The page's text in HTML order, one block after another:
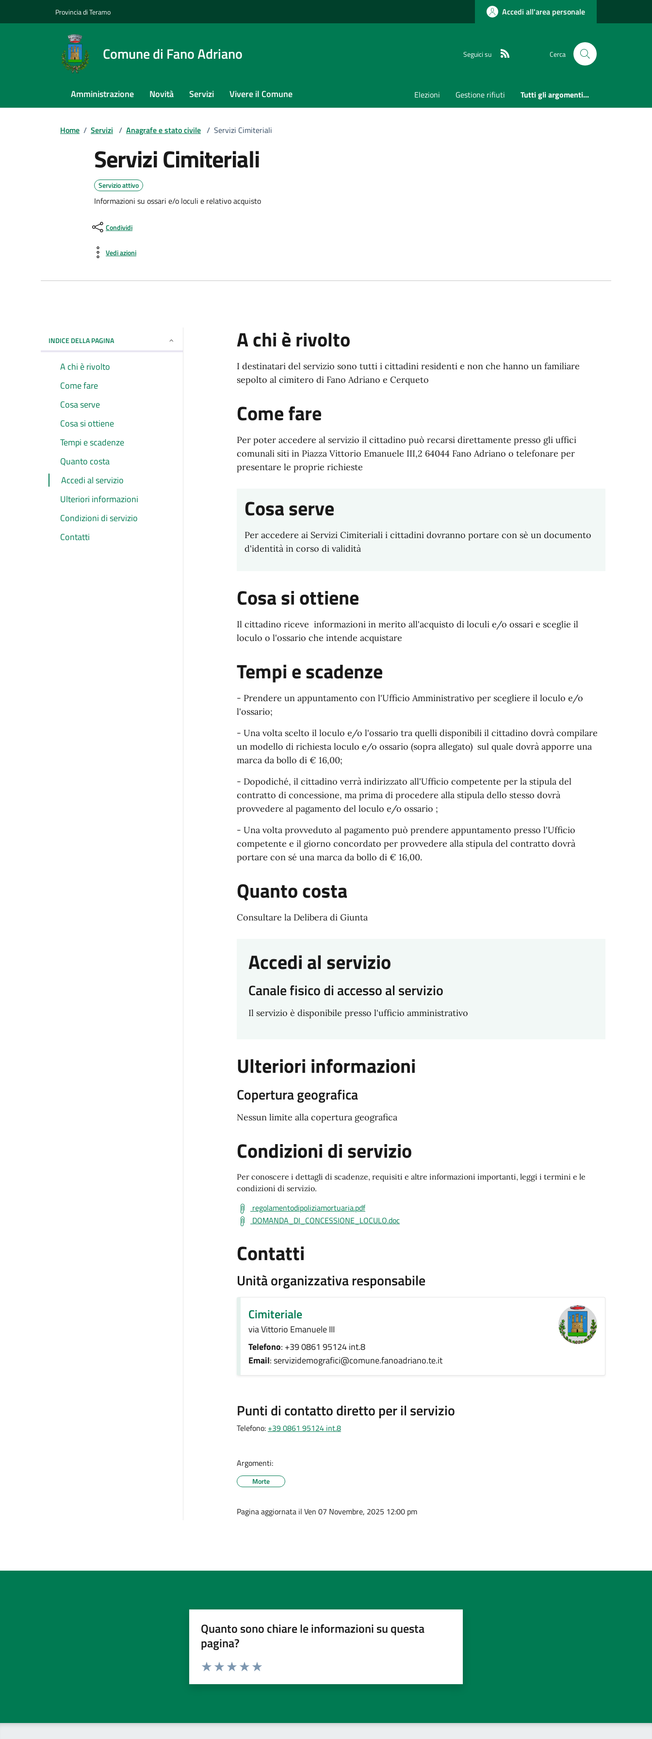
Provincia di Teramo Accedi all'area personale
Comune di Fano Adriano Seguici su Cerca
Amministrazione Novità Servizi Vivere il Comune Elezioni Gestione rifiuti Tutti gli argomenti...
Home / Servizi / Anagrafe e stato civile / Servizi Cimiteriali
Servizi Cimiteriali
Servizio attivo
Informazioni su ossari e/o loculi e relativo acquisto
Condividi
Vedi azioni
INDICE DELLA PAGINA
A chi è rivolto
Come fare
Cosa serve
Cosa si ottiene
Tempi e scadenze
Quanto costa
Accedi al servizio
Ulteriori informazioni
Condizioni di servizio
Contatti
A chi è rivolto
I destinatari del servizio sono tutti i cittadini residenti e non che hanno un familiare
sepolto al cimitero di Fano Adriano e Cerqueto
Come fare
Per poter accedere al servizio il cittadino può recarsi direttamente presso gli uffici
comunali siti in Piazza Vittorio Emanuele III,2 64044 Fano Adriano o telefonare per
presentare le proprie richieste
Cosa serve
Per accedere ai Servizi Cimiteriali i cittadini dovranno portare con sè un documento
d'identità in corso di validità
Cosa si ottiene
Il cittadino riceve informazioni in merito all'acquisto di loculi e/o ossari e sceglie il
loculo o l'ossario che intende acquistare
Tempi e scadenze
- Prendere un appuntamento con l'Ufficio Amministrativo per scegliere il loculo e/o
l'ossario;
- Una volta scelto il loculo e/o l'ossario tra quelli disponibili il cittadino dovrà compilare
un modello di richiesta loculo e/o ossario (sopra allegato) sul quale dovrà apporre una
marca da bollo di € 16,00;
- Dopodiché, il cittadino verrà indirizzato all'Ufficio competente per la stipula del
contratto di concessione, ma prima di procedere alla stipula dello stesso dovrà
provvedere al pagamento del loculo e/o ossario ;
- Una volta provveduto al pagamento può prendere appuntamento presso l'Ufficio
competente e il giorno concordato per provvedere alla stipula del contratto dovrà
portare con sé una marca da bollo di € 16,00.
Quanto costa
Consultare la Delibera di Giunta
Accedi al servizio
Canale fisico di accesso al servizio
Il servizio è disponibile presso l'ufficio amministrativo
Ulteriori informazioni
Copertura geografica
Nessun limite alla copertura geografica
Condizioni di servizio
Per conoscere i dettagli di scadenze, requisiti e altre informazioni importanti, leggi i termini e le
condizioni di servizio.
regolamentodipoliziamortuaria.pdf
DOMANDA_DI_CONCESSIONE_LOCULO.doc
Contatti
Unità organizzativa responsabile
Cimiteriale
via Vittorio Emanuele III
Telefono: +39 0861 95124 int.8
Email: servizidemografici@comune.fanoadriano.te.it
Punti di contatto diretto per il servizio
Telefono: +39 0861 95124 int.8
Argomenti:
Morte
Pagina aggiornata il Ven 07 Novembre, 2025 12:00 pm
Quanto sono chiare le informazioni su questa
pagina?
Valuta da 1 a 5 stelle la pagina